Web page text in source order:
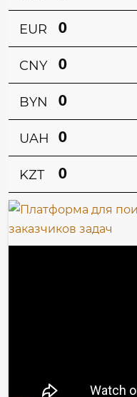
EUR
CNY
BYN
UAH
KZT